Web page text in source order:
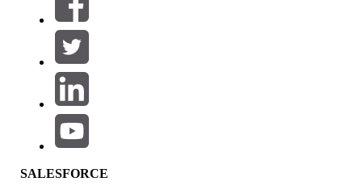
Filtre (0)
VELG FILTRE
Produktområde
Funksjonsinnvirkning
SALESFORCE